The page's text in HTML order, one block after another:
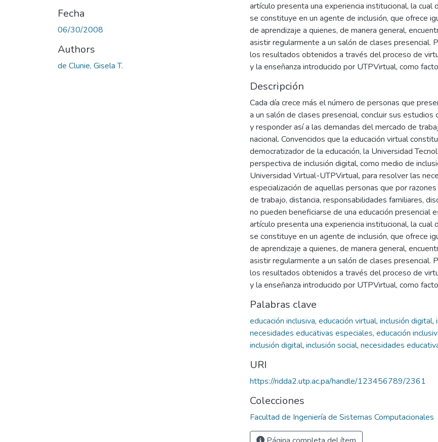
Fecha
06/30/2008
Authors
de Clunie, Gisela T.
artículo presenta una experiencia institucional, la
se constituye en un agente de inclusión, que ofrece
de aprendizaje a quienes, de manera general,
asistir regularmente a un salón de clases presencial.
los resultados obtenidos a través del proceso de
y la enseñanza introducido por UTPVirtual, como
Descripción
Cada día crece más el número de personas que
a un salón de clases presencial, concluir sus estudios
y responder así a las demandas del mercado de
nacional. Convencidos que la educación virtual
democratizador de la educación, la Universidad
perspectiva de inclusión digital, como medio de
Universidad Virtual-UTPVirtual, para resolver las
especialización de aquellas personas que por
de trabajo, distancia, responsabilidades familiares,
no pueden beneficiarse de una educación presencial
artículo presenta una experiencia institucional, la
se constituye en un agente de inclusión, que ofrece
de aprendizaje a quienes, de manera general,
asistir regularmente a un salón de clases presencial.
los resultados obtenidos a través del proceso de
y la enseñanza introducido por UTPVirtual, como
Palabras clave
educación inclusiva, educación virtual, inclusión digital,
necesidades educativas especiales, educación
inclusión digital, inclusión social, necesidades
URI
https://ridda2.utp.ac.pa/handle/123456789/2361
Colecciones
Facultad de Ingeniería de Sistemas Computacionales